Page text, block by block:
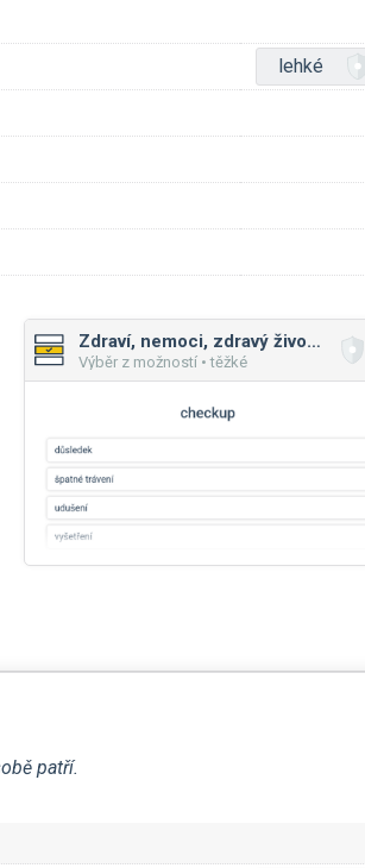
lehké
Zdraví, nemoci, zdravý životní styl
Výběr z možností • těžké
patří.